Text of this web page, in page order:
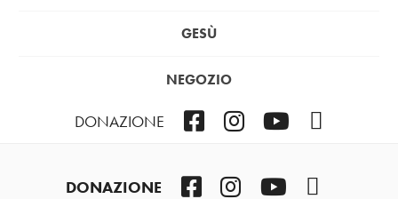
GESÙ
NEGOZIO
DONAZIONE FacebookInstagram
DONAZIONE FacebookInstagramYouTube